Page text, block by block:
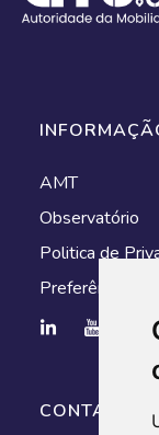
AMT
Observatório
Politica de
Preferências de
CONTACTOS